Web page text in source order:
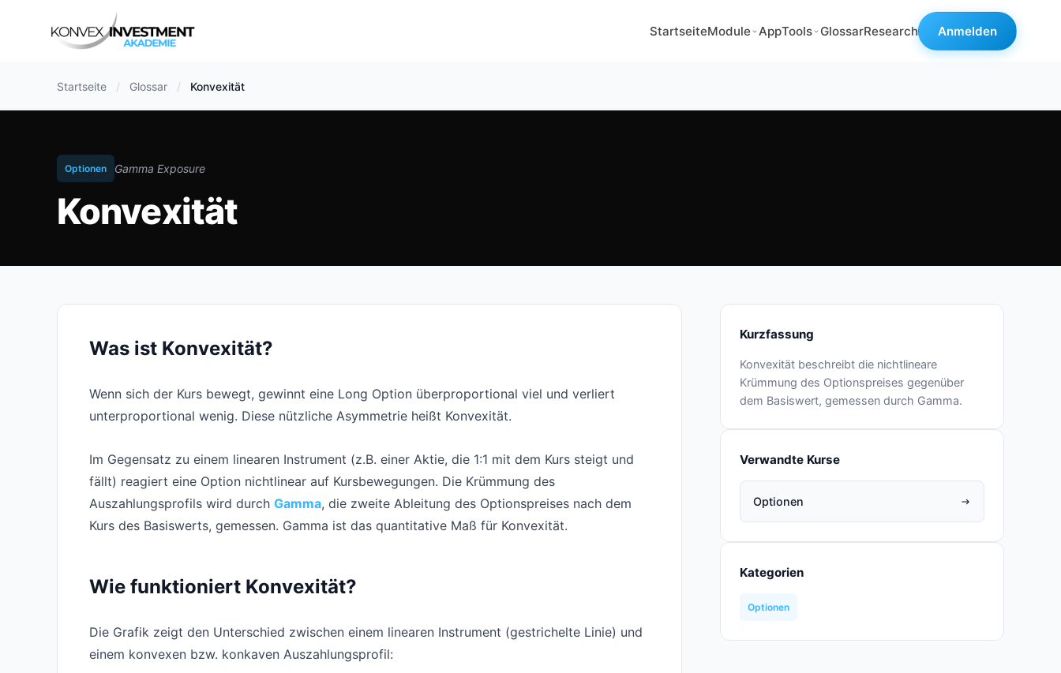
StartseiteModule AppTools GlossarResearch Anmelden
Startseite / Glossar / Konvexität
Optionen Gamma Exposure
Konvexität
Was ist Konvexität?
Wenn sich der Kurs bewegt, gewinnt eine Long Option überproportional viel und verliert
unterproportional wenig. Diese nützliche Asymmetrie heißt Konvexität.
Im Gegensatz zu einem linearen Instrument (z.B. einer Aktie, die 1:1 mit dem Kurs steigt und
fällt) reagiert eine Option nichtlinear auf Kursbewegungen. Die Krümmung des
Auszahlungsprofils wird durch Gamma, die zweite Ableitung des Optionspreises nach dem
Kurs des Basiswerts, gemessen. Gamma ist das quantitative Maß für Konvexität.
Wie funktioniert Konvexität?
Die Grafik zeigt den Unterschied zwischen einem linearen Instrument (gestrichelte Linie) und
einem konvexen bzw. konkaven Auszahlungsprofil:
Kurzfassung
Konvexität beschreibt die nichtlineare
Krümmung des Optionspreises gegenüber
dem Basiswert, gemessen durch Gamma.
Verwandte Kurse
Optionen
Kategorien
Optionen